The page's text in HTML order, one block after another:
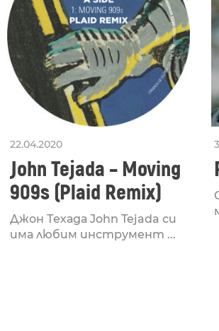
22.04.2020
John Tejada – Moving
909s (Plaid Remix)
Джон Техада John Tejada си
има любим инструмент ...